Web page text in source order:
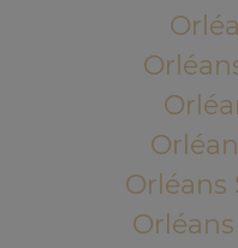
Orléans